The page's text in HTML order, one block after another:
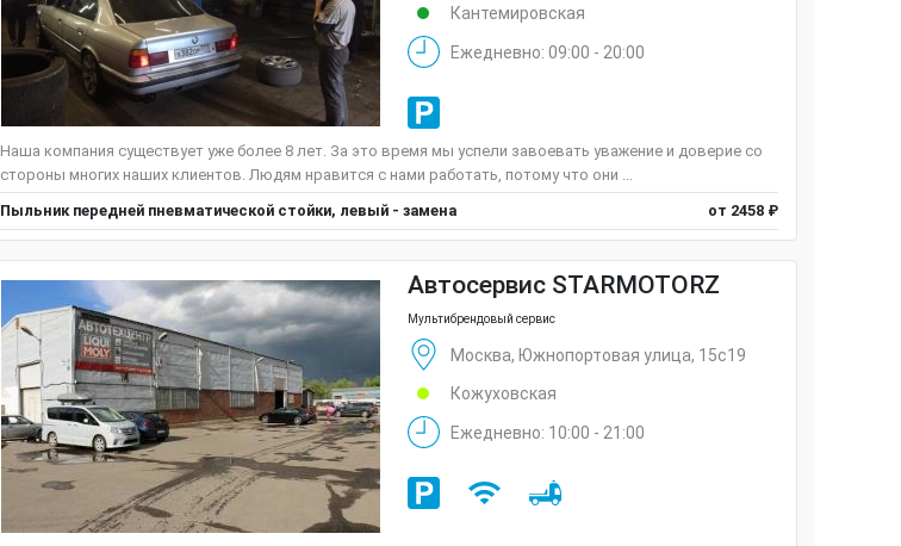
Кантемировская
Ежедневно: 09:00 - 20:00
Наша компания существует уже более 8 лет. За это время мы успели завоевать уважение и доверие со
стороны многих наших клиентов. Людям нравится с нами работать, потому что они ...
Пыльник передней пневматической стойки, левый - замена
от 2458 ₽
Автосервис STARMOTORZ
Мультибрендовый сервис
Москва, Южнопортовая улица, 15с19
Кожуховская
Ежедневно: 10:00 - 21:00